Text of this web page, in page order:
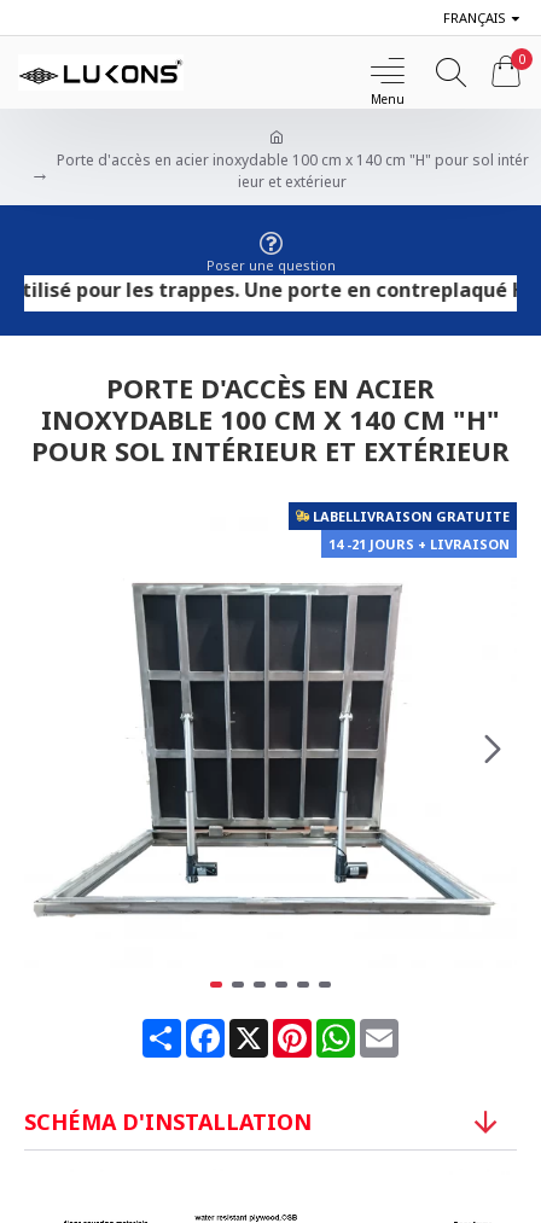
FRANÇAIS
0
Porte d'accès en acier inoxydable 100 cm x 140 cm "H" pour sol intér
ieur et extérieur
Poser une question
les trappes. Une porte en contreplaqué HPL
PORTE D'ACCÈS EN ACIER
INOXYDABLE 100 CM X 140 CM "H"
POUR SOL INTÉRIEUR ET EXTÉRIEUR
LABELLIVRAISON GRATUITE
14 -21 JOURS + LIVRAISON
ShareFacebook
X PinterestWhatsApp
Email
SCHÉMA D'INSTALLATION